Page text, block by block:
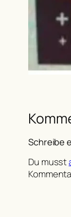
Schreibe
Du musst